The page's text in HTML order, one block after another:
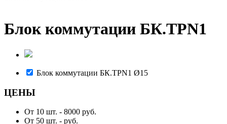
Блок коммутации БК.TPN1
Блок коммутации БК.TPN1 Ø15
ЦЕНЫ
От 10 шт. - 8000 руб.
От 50 шт. - руб.